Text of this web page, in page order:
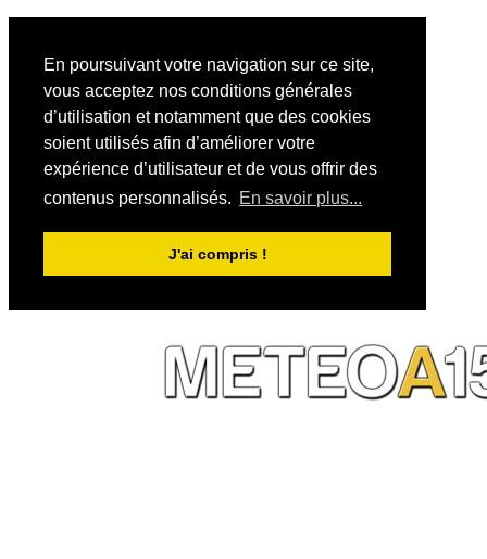
En poursuivant votre navigation sur ce site,
vous acceptez nos conditions générales
d’utilisation et notamment que des cookies
soient utilisés afin d’améliorer votre
expérience d’utilisateur et de vous offrir des
contenus personnalisés. En savoir plus...
J'ai compris !